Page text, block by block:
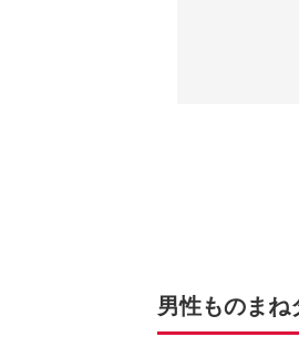
男性ものまね